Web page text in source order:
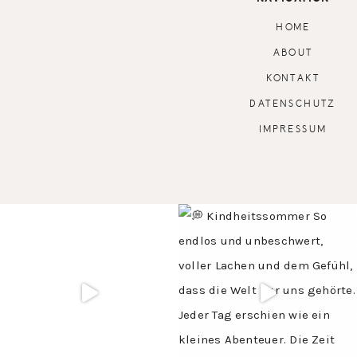
HOME
ABOUT
KONTAKT
DATENSCHUTZ
IMPRESSUM